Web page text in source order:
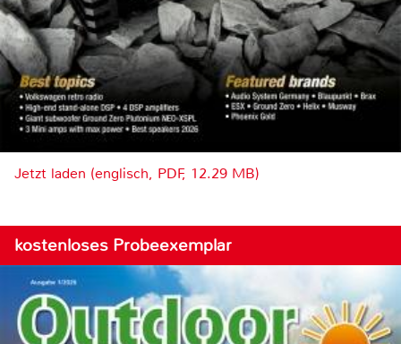
Jetzt laden (englisch, PDF, 12.29 MB)
kostenloses Probeexemplar